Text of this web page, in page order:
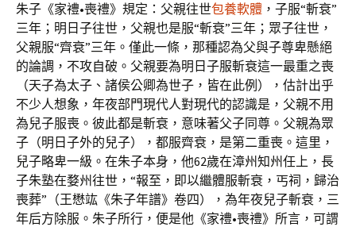
朱子《家禮•喪禮》規定：父親往世包養軟體 ，子服“斬衰”
三年；明日子往世，父親也是服“斬衰”三年；眾子往世，
父親服“齊衰”三年。僅此一條，那種認為父與子尊卑懸絕
的論調，不攻自破。父親要為明日子服斬衰這一最重之喪
（天子為太子、諸侯公卿為世子，皆在此例），估計出乎
不少人想象，年夜部門現代人對現代的認識是，父親不用
為兒子服喪。彼此都是斬衰，意味著父子同尊。父親為眾
子（明日子外的兒子），都服齊衰，是第二重喪。這里，
兒子略卑一級。在朱子本身，他62歲在漳州知州任上，長
子朱塾在婺州往世，“報至，即以繼體服斬衰，丐祠，歸治
喪葬”（王懋竑《朱子年譜》卷四），為年夜兒子斬衰，三
年后方除服。朱子所行，便是他《家禮•喪禮》所言，可謂